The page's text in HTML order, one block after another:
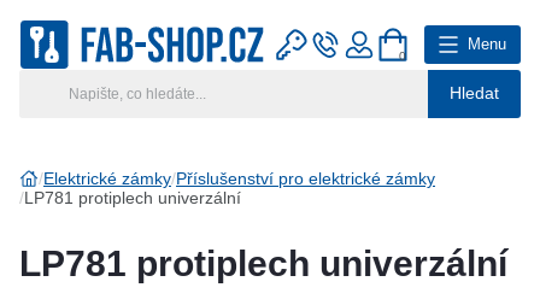
Hledat
0
Menu
Hlavní kategorie
Klíčové systémy
Elektrické zámky Příslušenství pro elektrické zámky
LP781 protiplech univerzální
LP781 protiplech univerzální